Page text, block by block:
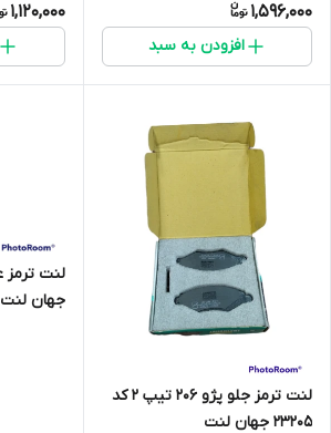
1,596,000
افزودن به سبد
1,120,000
لنت ترمز جلو پژو 206 تیپ 2 کد
23205 جهان لنت
جهان لنت